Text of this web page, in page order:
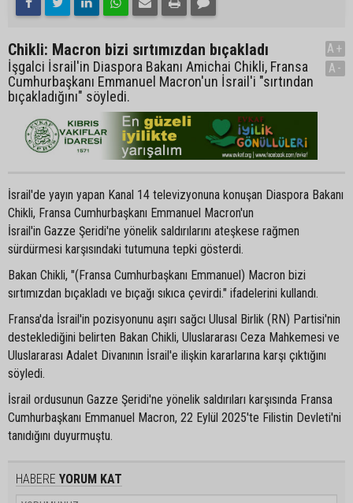
Chikli: Macron bizi sırtımızdan bıçakladı
İşgalci İsrail'in Diaspora Bakanı Amichai Chikli, Fransa
Cumhurbaşkanı Emmanuel Macron'un İsrail'i "sırtından
bıçakladığını" söyledi.
A+
A-
İsrail'de yayın yapan Kanal 14 televizyonuna konuşan Diaspora Bakanı
Chikli, Fransa Cumhurbaşkanı Emmanuel Macron'un
İsrail'in Gazze Şeridi'ne yönelik saldırılarını ateşkese rağmen
sürdürmesi karşısındaki tutumuna tepki gösterdi.
Bakan Chikli, "(Fransa Cumhurbaşkanı Emmanuel) Macron bizi
sırtımızdan bıçakladı ve bıçağı sıkıca çevirdi." ifadelerini kullandı.
Fransa'da İsrail'in pozisyonunu aşırı sağcı Ulusal Birlik (RN) Partisi'nin
desteklediğini belirten Bakan Chikli, Uluslararası Ceza Mahkemesi ve
Uluslararası Adalet Divanının İsrail'e ilişkin kararlarına karşı çıktığını
söyledi.
İsrail ordusunun Gazze Şeridi'ne yönelik saldırıları karşısında Fransa
Cumhurbaşkanı Emmanuel Macron, 22 Eylül 2025'te Filistin Devleti'ni
tanıdığını duyurmuştu.
HABERE YORUM KAT